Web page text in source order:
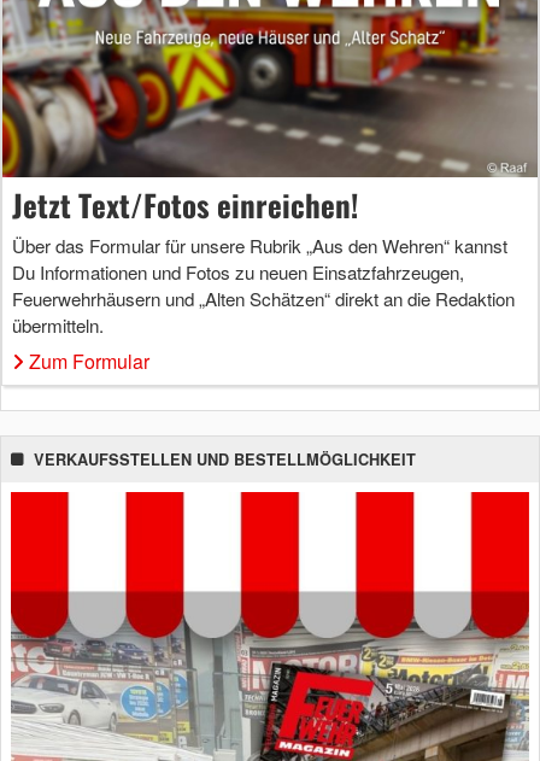
Jetzt Text/Fotos einreichen!
Über das Formular für unsere Rubrik „Aus den Wehren“ kannst
Du Informationen und Fotos zu neuen Einsatzfahrzeugen,
Feuerwehrhäusern und „Alten Schätzen“ direkt an die Redaktion
übermitteln.
Zum Formular
VERKAUFSSTELLEN UND BESTELLMÖGLICHKEIT